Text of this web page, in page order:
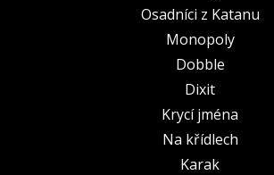
Osadníci z Katanu
Monopoly
Dobble
Dixit
Krycí jména
Na křídlech
Karak